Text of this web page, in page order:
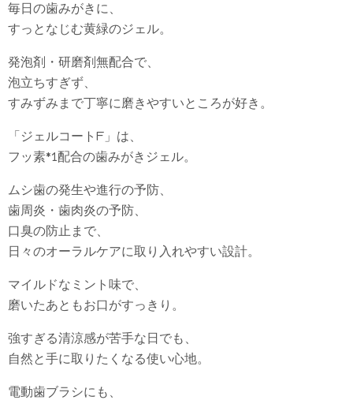
毎日の歯みがきに、
すっとなじむ黄緑のジェル。
発泡剤・研磨剤無配合で、
泡立ちすぎず、
すみずみまで丁寧に磨きやすいところが好き。
「ジェルコートF」は、
フッ素*1配合の歯みがきジェル。
ムシ歯の発生や進行の予防、
歯周炎・歯肉炎の予防、
口臭の防止まで、
日々のオーラルケアに取り入れやすい設計。
マイルドなミント味で、
磨いたあともお口がすっきり。
強すぎる清涼感が苦手な日でも、
自然と手に取りたくなる使い心地。
電動歯ブラシにも、